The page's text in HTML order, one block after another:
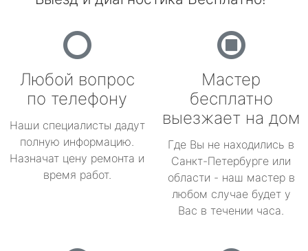
Любой вопрос
по телефону
Наши специалисты дадут
полную информацию.
Назначат цену ремонта и
время работ.
Мастер
бесплатно
выезжает на дом
Где Вы не находились в
Санкт-Петербурге или
области - наш мастер в
любом случае будет у
Вас в течении часа.